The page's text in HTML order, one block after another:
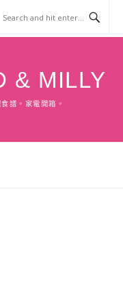
& MILLY
譜。家電開箱。